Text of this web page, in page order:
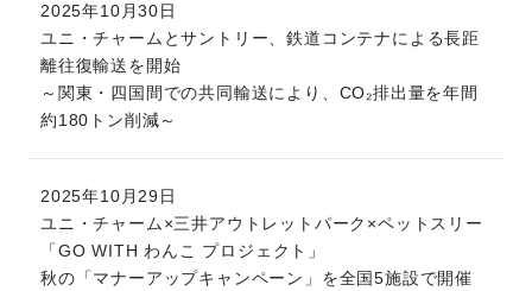
2025年10月30日
ユニ・チャームとサントリー、鉄道コンテナによる長距
離往復輸送を開始
～関東・四国間での共同輸送により、CO₂排出量を年間
約180トン削減～
2025年10月29日
ユニ・チャーム×三井アウトレットパーク×ペットスリー
「GO WITH わんこ プロジェクト」
秋の「マナーアップキャンペーン」を全国5施設で開催